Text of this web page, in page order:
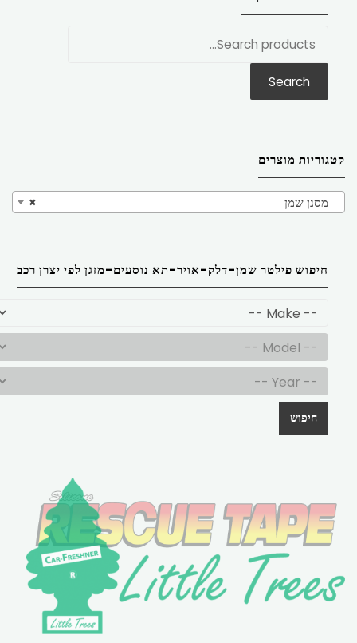
Search
קטגוריות מוצרים
× מסנן שמן
חיפוש פילטר שמן-דלק-אויר-תא נוסעים-מזגן לפי יצרן רכב
חיפוש